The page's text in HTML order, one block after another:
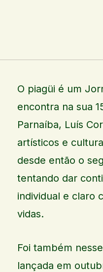
O piagüi é um
encontra na sua
Parnaíba, Luís
artísticos e
desde então o
tentando dar
individual e claro
vidas.
Foi também
lançada em